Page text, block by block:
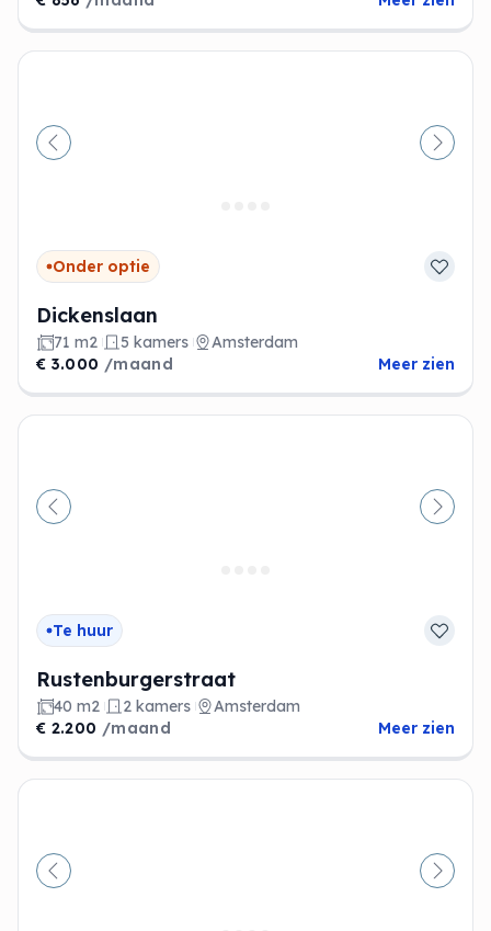
Vorige
Onder optie
Dickenslaan
71 m2 5 kamers
Amsterdam
€ 3.000 /maand Meer zien
Vorige
Te huur
Rustenburgerstraat
40 m2 2 kamers
Amsterdam
€ 2.200 /maand Meer zien
Vorige